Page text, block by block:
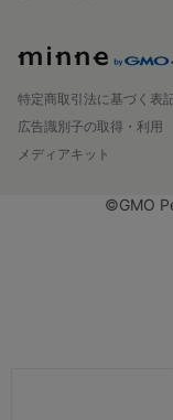
特定商取引法に基づく表
広告識別子の取得・利用
メディアキット
©GMO